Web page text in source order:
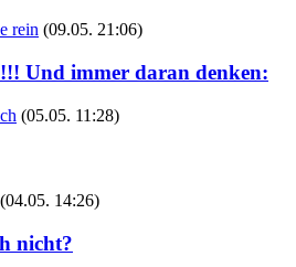
rein (09.05. 21:06)
Und immer daran denken:
(05.05. 11:28)
(04.05. 14:26)
nicht?